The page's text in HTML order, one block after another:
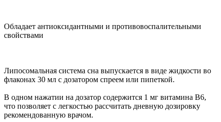
Обладает антиоксидантными и противовоспалительными
свойствами
Липосомальная система сна выпускается в виде жидкости во
флаконах 30 мл с дозатором спреем или пипеткой.
В одном нажатии на дозатор содержится 1 мг витамина В6,
что позволяет с легкостью рассчитать дневную дозировку
рекомендованную врачом.